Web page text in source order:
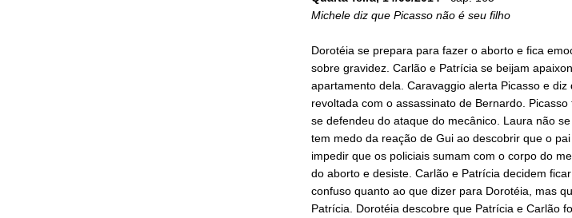
Michele diz que Picasso não é seu filho
Dorotéia se prepara para fazer o aborto e fica
sobre gravidez. Carlão e Patrícia se beijam
apartamento dela. Caravaggio alerta Picasso e
revoltada com o assassinato de Bernardo.
se defendeu do ataque do mecânico. Laura não
tem medo da reação de Gui ao descobrir que o
impedir que os policiais sumam com o corpo do
do aborto e desiste. Carlão e Patrícia decidem
confuso quanto ao que dizer para Dorotéia, mas
Patrícia. Dorotéia descobre que Patrícia e Carlão